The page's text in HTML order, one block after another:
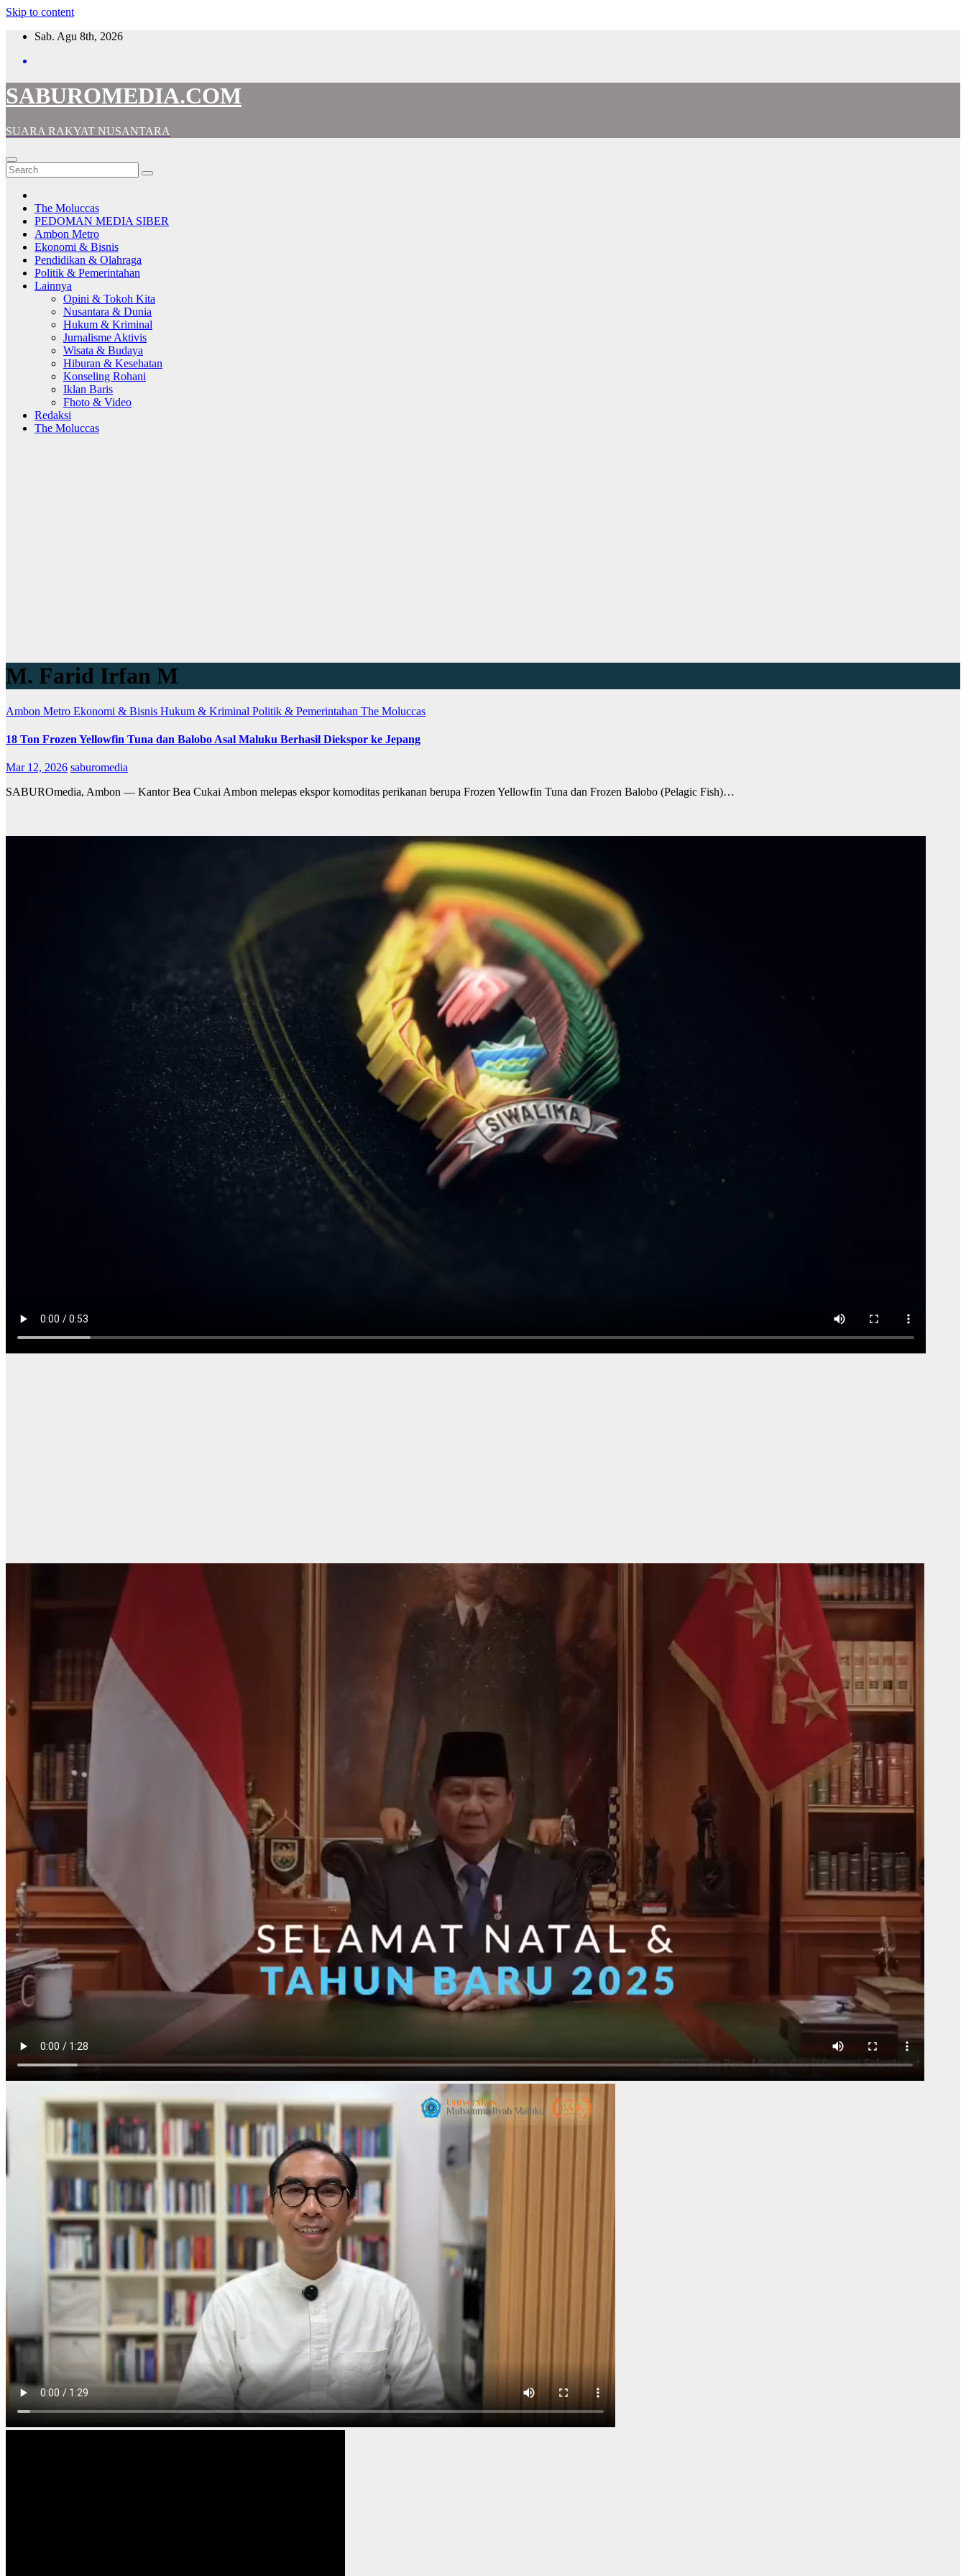
Skip to content
Sab. Agu 8th, 2026
SABUROMEDIA.COM
SUARA RAKYAT NUSANTARA
The Moluccas
PEDOMAN MEDIA SIBER
Ambon Metro
Ekonomi & Bisnis
Pendidikan & Olahraga
Politik & Pemerintahan
Lainnya
Opini & Tokoh Kita
Nusantara & Dunia
Hukum & Kriminal
Jurnalisme Aktivis
Wisata & Budaya
Hiburan & Kesehatan
Konseling Rohani
Iklan Baris
Fhoto & Video
Redaksi
The Moluccas
M. Farid Irfan M
Ambon Metro Ekonomi & Bisnis Hukum & Kriminal Politik & Pemerintahan The Moluccas
18 Ton Frozen Yellowfin Tuna dan Balobo Asal Maluku Berhasil Diekspor ke Jepang
Mar 12, 2026 saburomedia
SABUROmedia, Ambon — Kantor Bea Cukai Ambon melepas ekspor komoditas perikanan berupa Frozen Yellowfin Tuna dan Frozen Balobo (Pelagic Fish)…